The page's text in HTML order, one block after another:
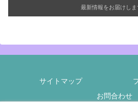
最新情報をお届けしま
サイトマップ
お問合わせ